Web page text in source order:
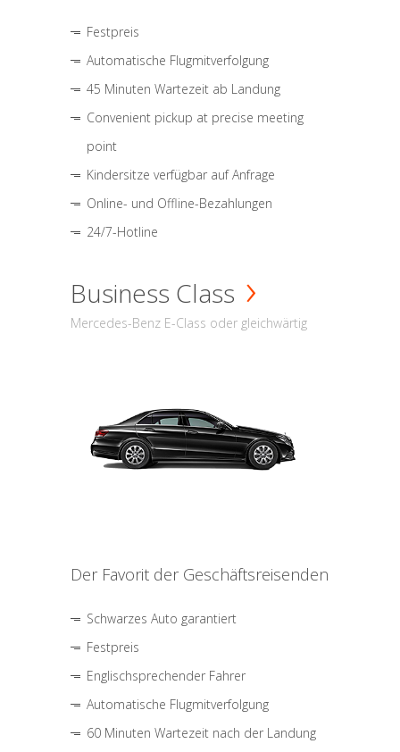
Festpreis
Automatische Flugmitverfolgung
45 Minuten Wartezeit ab Landung
Convenient pickup at precise meeting
point
Kindersitze verfügbar auf Anfrage
Online- und Offline-Bezahlungen
24/7-Hotline
Business Class
Mercedes-Benz E-Class oder gleichwärtig
Der Favorit der Geschäftsreisenden
Schwarzes Auto garantiert
Festpreis
Englischsprechender Fahrer
Automatische Flugmitverfolgung
60 Minuten Wartezeit nach der Landung